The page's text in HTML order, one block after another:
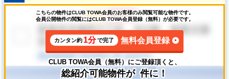
こちらの物件はCLUB TOWA会員のお客様のみ閲覧可能な物件です。
会員公開物件の閲覧にはCLUB TOWA会員登録（無料）が必要です。
カンタン約 1分で完了 無料会員登録
CLUB TOWA会員（無料）にご登録頂くと、
総紹介可能物件が 件に！